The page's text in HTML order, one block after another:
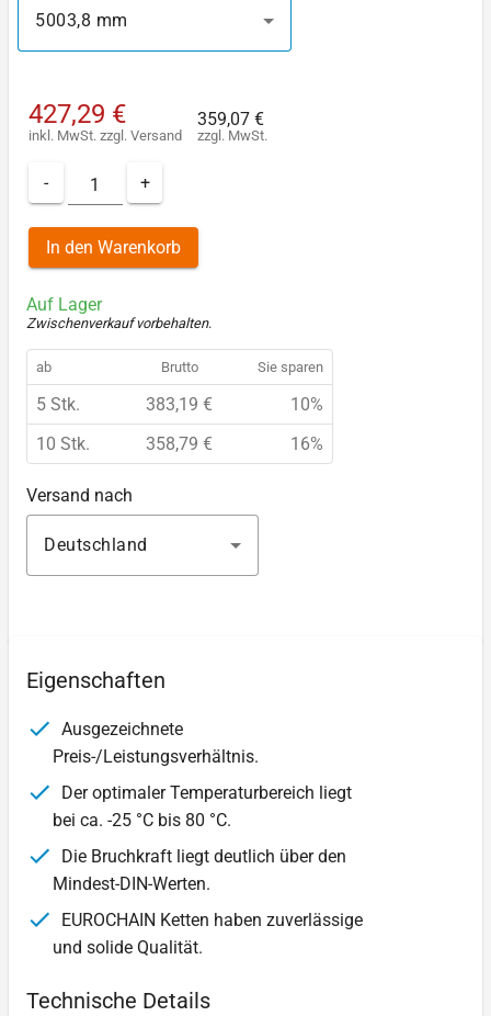
5003,8 mm
427,29 €
inkl. MwSt. zzgl. Versand
359,07 €
zzgl. MwSt.
- +
In den Warenkorb
Auf Lager
Zwischenverkauf vorbehalten.
ab Brutto Sie sparen
5 Stk. 383,19 €
10%
10 Stk.
358,79 € 16%
Versand nach
Deutschland
Eigenschaften
Ausgezeichnete
Preis-/Leistungsverhältnis.
Der optimaler Temperaturbereich liegt
bei ca. -25 °C bis 80 °C.
Die Bruchkraft liegt deutlich über den
Mindest-DIN-Werten.
EUROCHAIN Ketten haben zuverlässige
und solide Qualität.
Technische Details